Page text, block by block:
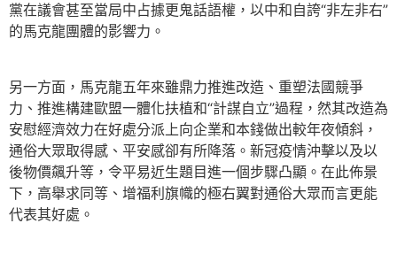
黨在議會甚至當局中占據更鬼話語權，以中和自誇“非左非右”
的馬克龍團體的影響力。
另一方面，馬克龍五年來雖鼎力推進改造、重塑法國競爭
力、推進構建歐盟一體化扶植和“計謀自立”過程，然其改造為
安慰經濟效力在好處分派上向企業和本錢做出較年夜傾斜，
通俗大眾取得感、平安感卻有所降落。新冠疫情沖擊以及以
後物價飆升等，令平易近生題目進一個步驟凸顯。在此佈景
下，高舉求同等、增福利旗幟的極右翼對通俗大眾而言更能
代表其好處。